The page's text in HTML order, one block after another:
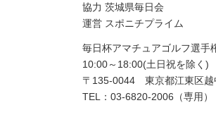
協力 茨城県毎日会
運営 スポニチプライム
毎日杯アマチュアゴルフ選手
10:00～18:00(土日祝を除く)
〒135-0044 東京都江東区
TEL：03-6820-2006（専用